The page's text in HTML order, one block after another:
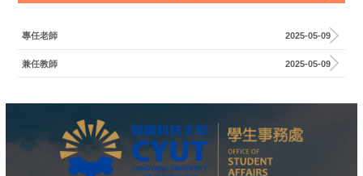
專任老師 2025-05-09
兼任教師 2025-05-09